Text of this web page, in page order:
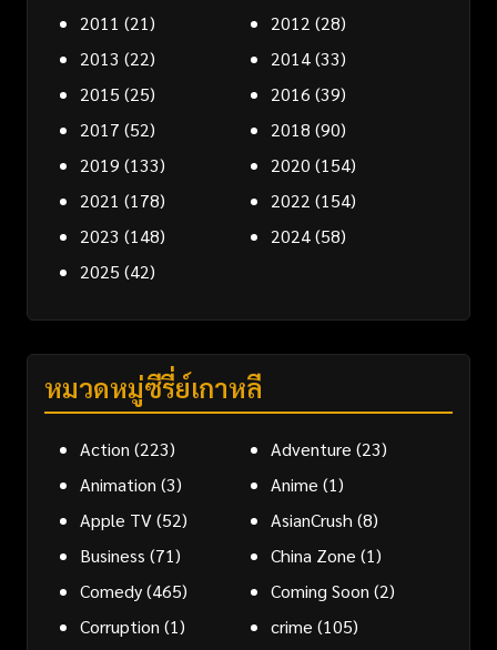
2011 (21) 2012 (28)
2013 (22) 2014(33)
2015 (25) 2016 (39)
2017 (52) 2018 (90)
2019 (133) 2020 (154)
2021 (178) 2022 (154)
2023 (148) 2024(58)
2025 (42)
หมวดหมู่ซีรี่ย์เกาหลี
Action (223) Adventure (23)
Animation (3) Anime (1)
Apple TV(52) AsianCrush (8)
Business (71) China Zone (1)
Comedy(465) Coming Soon (2)
Corruption (1) crime (105)